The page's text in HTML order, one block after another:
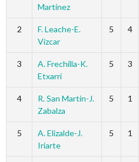
Martinez
2
F. Leache-E.
Vizcar
5 4
3
A. Frechilla-K.
Etxarri
5 3
4
R. San Martin-J.
Zabalza
5 1
5
A. Elizalde-J.
Iriarte
5 1